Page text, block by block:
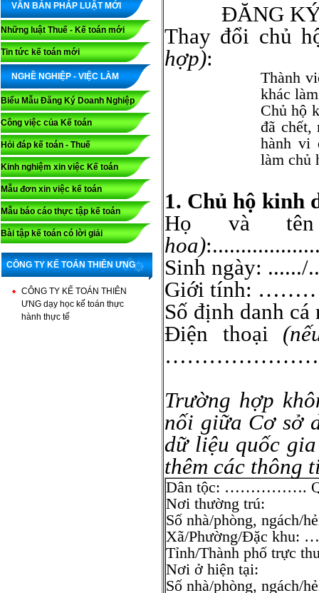
VĂN BẢN PHÁP LUẬT MỚI
Những luật Thuế - Kế toán mới
Tin tức kế toán mới
NGHỀ NGHIỆP - VIỆC LÀM
Biểu Mẫu Đăng Ký Doanh Nghiệp
Công việc của Kế toán
Hỏi đáp kế toán - Thuế
Kinh nghiệm xin việc Kế toán
Mẫu đơn xin việc kế toán
Mẫu báo cáo thực tập kế toán
Bài tập kế toán có lời giải
CÔNG TY KẾ TOÁN THIÊN ƯNG
CÔNG TY KẾ TOÁN THIÊN
ƯNG dạy học kế toán thực
hành thực tế
ĐĂNG
Thay đổi chủ
hợp):
Thành
khác
Chủ hộ
đã chết,
hành vi
làm chủ
1. Chủ hộ kinh
Họ và
hoa)
Sinh ngày: ....../
Giới tính:
Số định danh
Điện thoại
Trường hợp
nối giữa Cơ sở
dữ liệu quốc
thêm các thông
Dân tộc: …………….
Nơi thường trú:
Số nhà/phòng, ngách/
Xã/Phường/Đặc
Tỉnh/Thành phố
Nơi ở hiện tại:
Số nhà/phòng, ngách/